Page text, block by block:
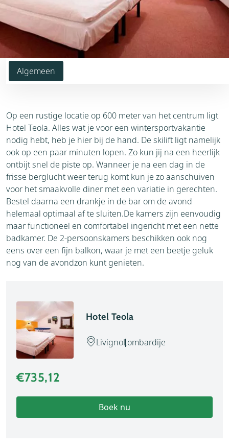
Algemeen
Op een rustige locatie op 600 meter van het centrum ligt
Hotel Teola. Alles wat je voor een wintersportvakantie
nodig hebt, heb je hier bij de hand. De skilift ligt namelijk
ook op een paar minuten lopen. Zo kun jij na een heerlijk
ontbijt snel de piste op. Wanneer je na een dag in de
frisse berglucht weer terug komt kun je zo aanschuiven
voor het smaakvolle diner met een variatie in gerechten.
Bestel daarna een drankje in de bar om de avond
helemaal optimaal af te sluiten.De kamers zijn eenvoudig
maar functioneel en comfortabel ingericht met een nette
badkamer. De 2-persoonskamers beschikken ook nog
eens over een fijn balkon, waar je met een beetje geluk
nog van de avondzon kunt genieten.
Hotel Teola
LivignoLombardije
€735,12
Boek nu